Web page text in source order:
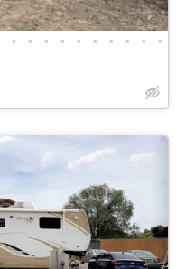
• • • • • • • • • •